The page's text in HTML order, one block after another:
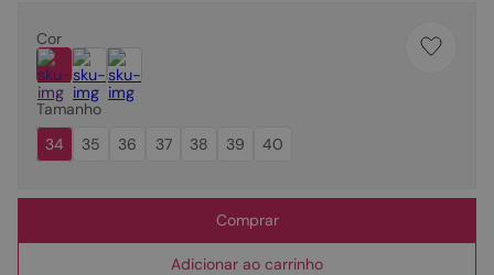
Cor
Tamanho
34
35 36 37 38 39 40
Comprar
Adicionar ao carrinho
sapatilha
couro
10º scarpin